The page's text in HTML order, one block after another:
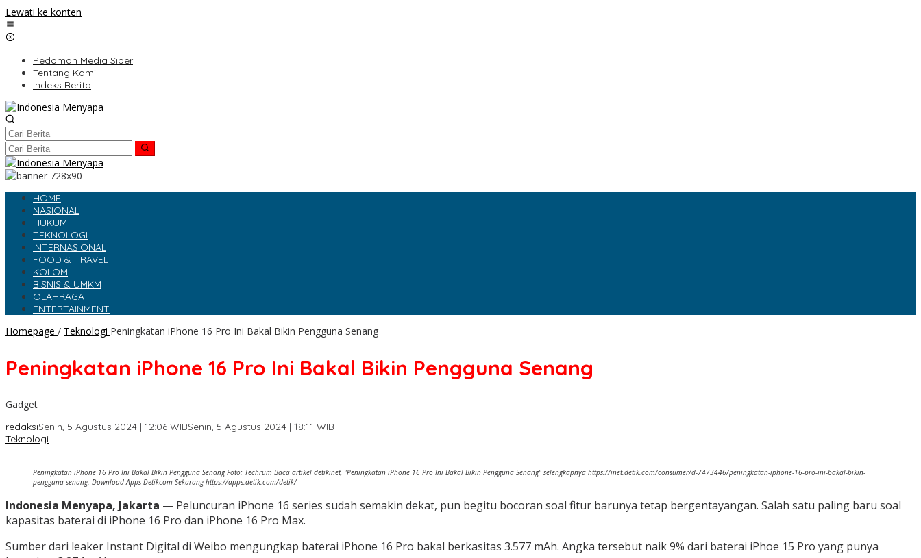
Lewati ke konten
Pedoman Media Siber
Tentang Kami
Indeks Berita
HOME
NASIONAL
HUKUM
TEKNOLOGI
INTERNASIONAL
FOOD & TRAVEL
KOLOM
BISNIS & UMKM
OLAHRAGA
ENTERTAINMENT
Homepage / Teknologi Peningkatan iPhone 16 Pro Ini Bakal Bikin Pengguna Senang
Peningkatan iPhone 16 Pro Ini Bakal Bikin Pengguna Senang
Gadget
redaksiSenin, 5 Agustus 2024 | 12:06 WIBSenin, 5 Agustus 2024 | 18:11 WIB
Teknologi
Peningkatan iPhone 16 Pro Ini Bakal Bikin Pengguna Senang Foto: Techrum Baca artikel detikinet, "Peningkatan iPhone 16 Pro Ini Bakal Bikin Pengguna Senang" selengkapnya https://inet.detik.com/consumer/d-7473446/peningkatan-iphone-16-pro-ini-bakal-bikin-
pengguna-senang. Download Apps Detikcom Sekarang https://apps.detik.com/detik/
Indonesia Menyapa, Jakarta — Peluncuran iPhone 16 series sudah semakin dekat, pun begitu bocoran soal fitur barunya tetap bergentayangan. Salah satu paling baru soal
kapasitas baterai di iPhone 16 Pro dan iPhone 16 Pro Max.
Sumber dari leaker Instant Digital di Weibo mengungkap baterai iPhone 16 Pro bakal berkasitas 3.577 mAh. Angka tersebut naik 9% dari baterai iPhoe 15 Pro yang punya